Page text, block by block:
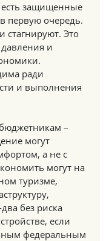
есть защищенные
первую очередь.
стагнируют. Это
и
ради
и выполнения
–
могут
а не с
могут на
туризме,
без риска
если
федеральным